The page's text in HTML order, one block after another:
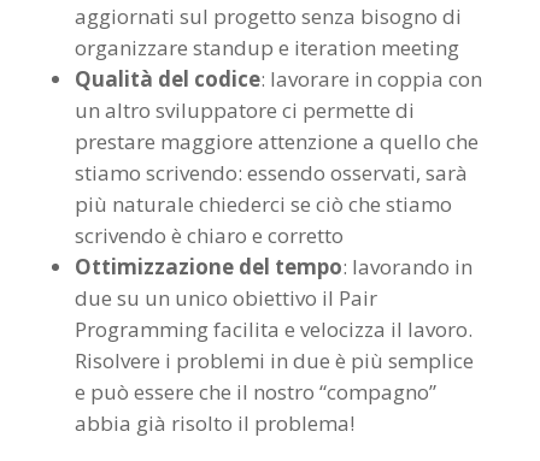
aggiornati sul progetto senza bisogno di
organizzare standup e iteration meeting
Qualità del codice: lavorare in coppia con
un altro sviluppatore ci permette di
prestare maggiore attenzione a quello che
stiamo scrivendo: essendo osservati, sarà
più naturale chiederci se ciò che stiamo
scrivendo è chiaro e corretto
Ottimizzazione del tempo: lavorando in
due su un unico obiettivo il Pair
Programming facilita e velocizza il lavoro.
Risolvere i problemi in due è più semplice
e può essere che il nostro “compagno”
abbia già risolto il problema!